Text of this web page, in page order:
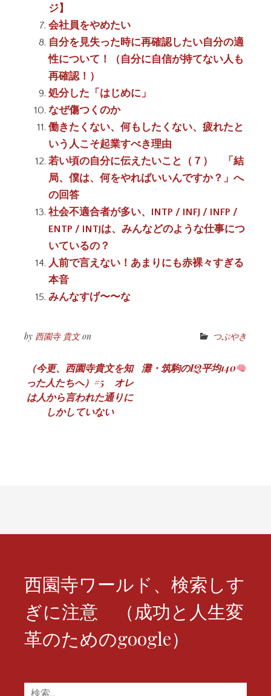
ジ】
会社員をやめたい
自分を見失った時に再確認したい自分の適
性について！（自分に自信が持てない人も
再確認！）
処分した「はじめに」
なぜ傷つくのか
働きたくない、何もしたくない、疲れたと
いう人こそ起業すべき理由
若い頃の自分に伝えたいこと（７） 「結
局、僕は、何をやればいいんですか？」へ
の回答
社会不適合者が多い、INTP / INFJ / INFP /
ENTP / INTJは、みんなどのような仕事につ
いているの？
人前で言えない！あまりにも赤裸々すぎる
本音
みんなすげ〜〜な
by 西園寺 貴文on つぶやき
投
稿
（今更、西園寺貴文を知
った人たちへ）#5 オレ
は人から言われた通りに
しかしていない
灘・筑駒のIQ平均140
西園寺ワールド、検索しす
ぎに注意 （成功と人生変
革のためのgoogle）
検